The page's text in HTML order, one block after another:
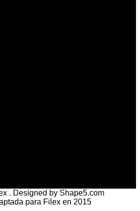
. Designed by Shape5.com
para Filex en 2015